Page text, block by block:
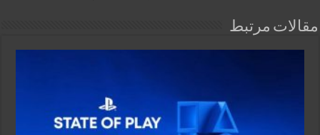
مقالات مرتبط